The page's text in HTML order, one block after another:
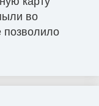
во